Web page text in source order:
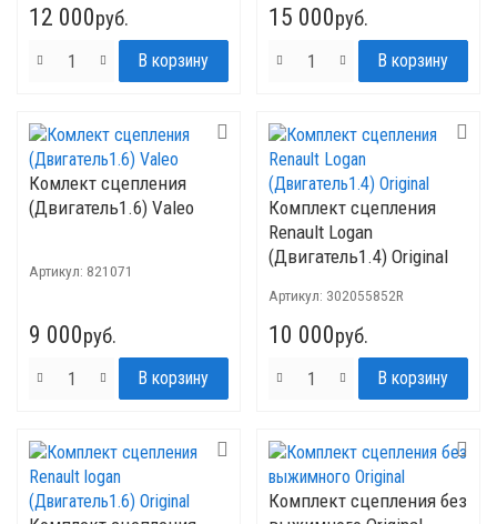
12 000руб. 15 000руб.
Комлект сцепления
(Двигатель1.6) Valeo
Артикул: 821071
9 000руб.
Комплект сцепления
Renault Logan
(Двигатель1.4) Original
Артикул: 302055852R
10 000руб.
Комплект сцепления без